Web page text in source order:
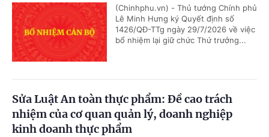
(Chinhphu.vn) - Thủ tướng Chính phủ
Lê Minh Hưng ký Quyết định số
1426/QĐ-TTg ngày 29/7/2026 về việc
bổ nhiệm lại giữ chức Thứ trưởng...
Sửa Luật An toàn thực phẩm: Đề cao trách
nhiệm của cơ quan quản lý, doanh nghiệp
kinh doanh thực phẩm